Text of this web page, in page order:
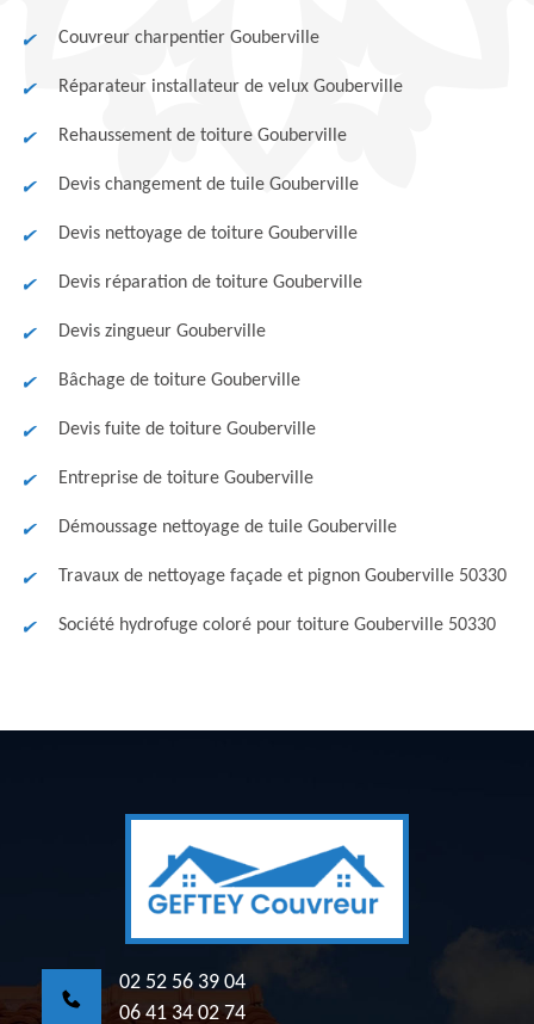
Couvreur charpentier Gouberville
Réparateur installateur de velux Gouberville
Rehaussement de toiture Gouberville
Devis changement de tuile Gouberville
Devis nettoyage de toiture Gouberville
Devis réparation de toiture Gouberville
Devis zingueur Gouberville
Bâchage de toiture Gouberville
Devis fuite de toiture Gouberville
Entreprise de toiture Gouberville
Démoussage nettoyage de tuile Gouberville
Travaux de nettoyage façade et pignon Gouberville 50330
Société hydrofuge coloré pour toiture Gouberville 50330
02 52 56 39 04
06 41 34 02 74